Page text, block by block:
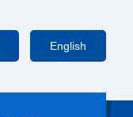
English